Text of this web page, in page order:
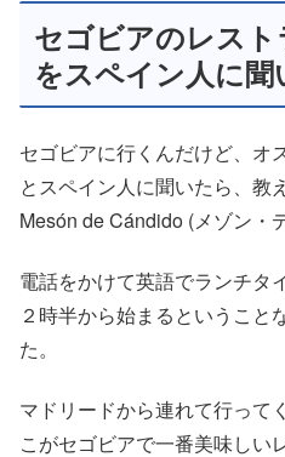
セゴビアのレス
をスペイン人に聞
セゴビアに行くんだけど、オ
とスペイン人に聞いたら、教
Mesón de Cándido (メゾン・
電話をかけて英語でランチタ
２時半から始まるということ
た。
マドリードから連れて行って
こがセゴビアで一番美味しい